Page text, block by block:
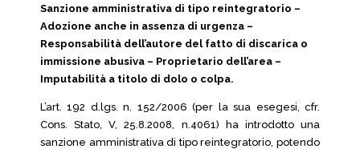
Sanzione amministrativa di tipo reintegratorio –
Adozione anche in assenza di urgenza –
Responsabilità dell’autore del fatto di discarica o
immissione abusiva – Proprietario dell’area –
Imputabilità a titolo di dolo o colpa.
L’art. 192 d.lgs. n. 152/2006 (per la sua esegesi, cfr.
Cons. Stato, V, 25.8.2008, n.4061) ha introdotto una
sanzione amministrativa di tipo reintegratorio, potendo